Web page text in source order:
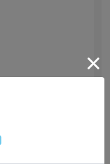
した。
になった